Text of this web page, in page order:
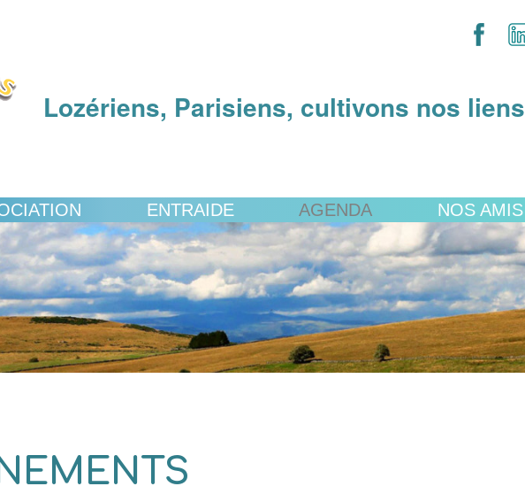
Lozériens, Parisiens, cultivons nos liens
ENTRAIDE AGENDA NOS AMIS